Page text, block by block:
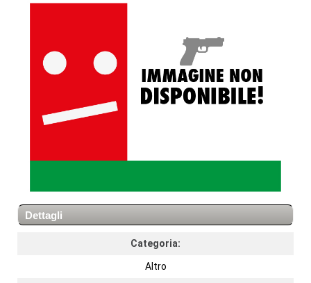
Dettagli
Categoria:
Altro